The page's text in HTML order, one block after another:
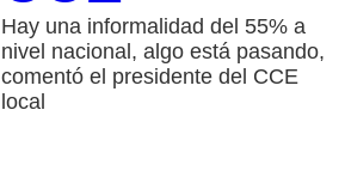
Hay una informalidad del 55% a
nivel nacional, algo está pasando,
comentó el presidente del CCE
local